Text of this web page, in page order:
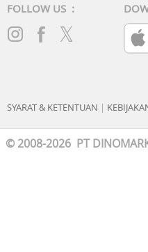
FOLLOW US :
SYARAT & KETENTUAN |
© 2008-2026 PT